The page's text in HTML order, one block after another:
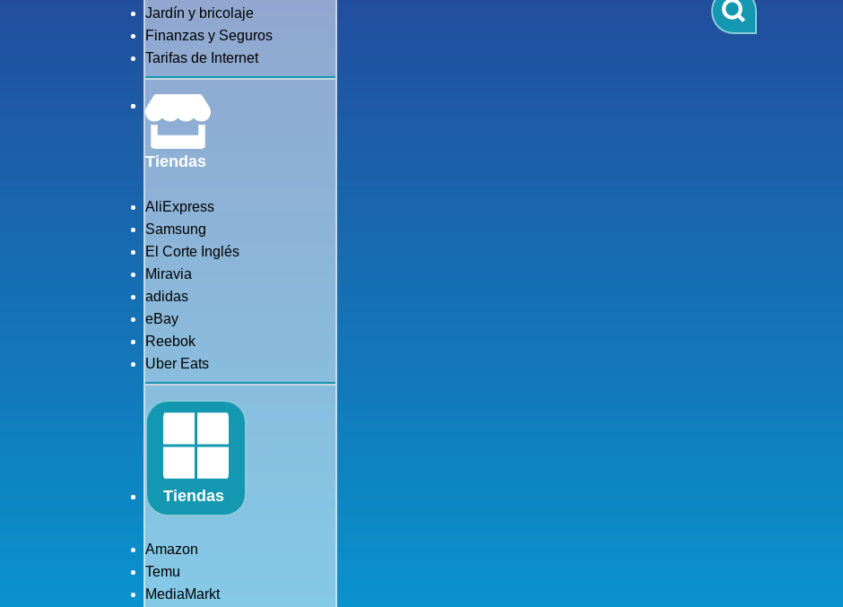
Jardín y bricolaje
Finanzas y Seguros
Tarifas de Internet
Tiendas
AliExpress
Samsung
El Corte Inglés
Miravia
adidas
eBay
Reebok
Uber Eats
Tiendas
Amazon
Temu
MediaMarkt